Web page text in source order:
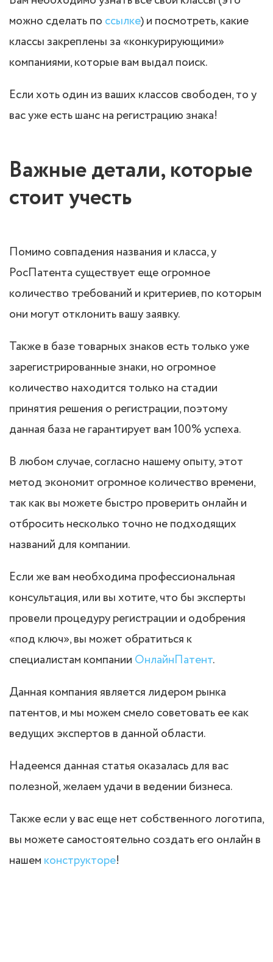
можно сделать по ссылке) и посмотреть, какие
классы закреплены за «конкурирующими»
компаниями, которые вам выдал поиск.
Если хоть один из ваших классов свободен, то у
вас уже есть шанс на регистрацию знака!
Важные детали, которые
стоит учесть
Помимо совпадения названия и класса, у
РосПатента существует еще огромное
количество требований и критериев, по которым
они могут отклонить вашу заявку.
Также в базе товарных знаков есть только уже
зарегистрированные знаки, но огромное
количество находится только на стадии
принятия решения о регистрации, поэтому
данная база не гарантирует вам 100% успеха.
В любом случае, согласно нашему опыту, этот
метод экономит огромное количество времени,
так как вы можете быстро проверить онлайн и
отбросить несколько точно не подходящих
названий для компании.
Если же вам необходима профессиональная
консультация, или вы хотите, что бы эксперты
провели процедуру регистрации и одобрения
«под ключ», вы может обратиться к
специалистам компании ОнлайнПатент.
Данная компания является лидером рынка
патентов, и мы можем смело советовать ее как
ведущих экспертов в данной области.
Надеемся данная статья оказалась для вас
полезной, желаем удачи в ведении бизнеса.
Также если у вас еще нет собственного логотипа,
вы можете самостоятельно создать его онлайн в
нашем конструкторе!